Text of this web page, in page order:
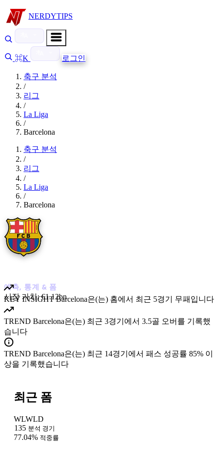
NERDYTIPS
⌘K 로그인
축구 분석
/
리그
/
La Liga
/
Barcelona
축구 분석
/
리그
/
La Liga
/
Barcelona
예측, 통계 & 폼
시장 가치:€1.12bn
KEY INSIGHT Barcelona은(는) 홈에서 최근 5경기 무패입니다
TREND Barcelona은(는) 최근 3경기에서 3.5골 오버를 기록했
습니다
TREND Barcelona은(는) 최근 14경기에서 패스 성공률 85% 이
상을 기록했습니다
최근 폼
WLWLD
135 분석 경기
77.04% 적중률